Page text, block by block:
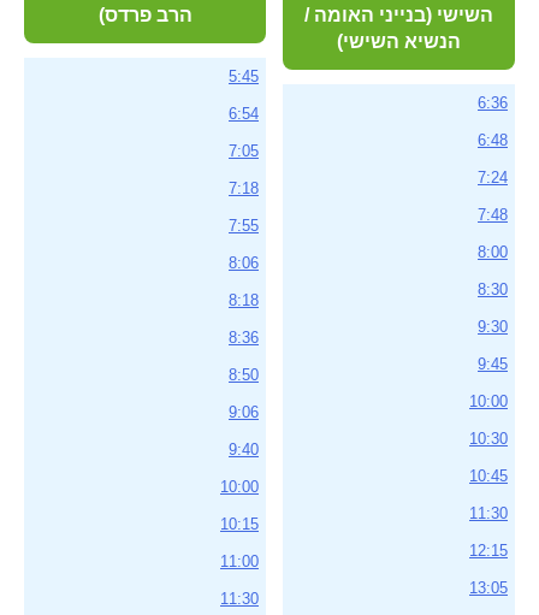
השישי (בנייני האומה /
הנשיא השישי)
6:36
6:48
7:24
7:48
8:00
8:30
9:30
9:45
10:00
10:30
10:45
11:30
12:15
13:05
הרב פרדס)
5:45
6:54
7:05
7:18
7:55
8:06
8:18
8:36
8:50
9:06
9:40
10:00
10:15
11:00
11:30